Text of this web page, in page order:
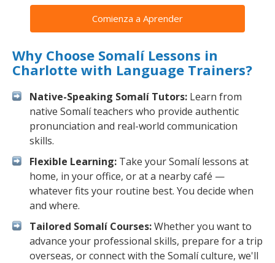
Comienza a Aprender
Why Choose Somalí Lessons in
Charlotte with Language Trainers?
Native-Speaking Somalí Tutors: Learn from
native Somalí teachers who provide authentic
pronunciation and real-world communication
skills.
Flexible Learning: Take your Somalí lessons at
home, in your office, or at a nearby café —
whatever fits your routine best. You decide when
and where.
Tailored Somalí Courses:Whether you want to
advance your professional skills, prepare for a trip
overseas, or connect with the Somalí culture, we'll